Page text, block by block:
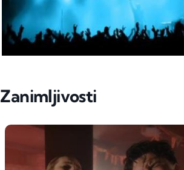
Zanimljivosti
Zanimljivost
Glazba